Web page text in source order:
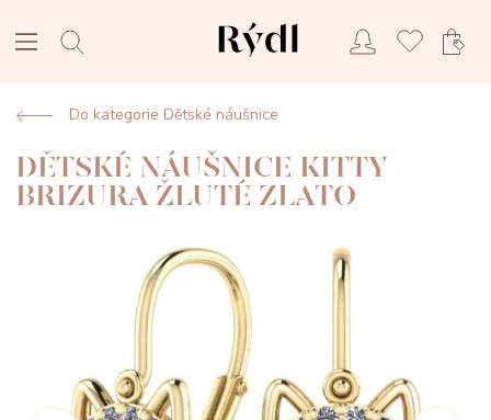
Do kategorie Dětské náušnice
DĚTSKÉ NÁUŠNICE KITTY
BRIZURA ŽLUTÉ ZLATO